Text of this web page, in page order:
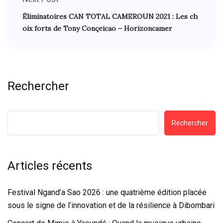
Éliminatoires CAN TOTAL CAMEROUN 2021 : Les ch
oix forts de Tony Conçeicao – Horizoncamer
Rechercher
Rechercher
Articles récents
Festival Ngand’a Sao 2026 : une quatrième édition placée
sous le signe de l’innovation et de la résilience à Dibombari